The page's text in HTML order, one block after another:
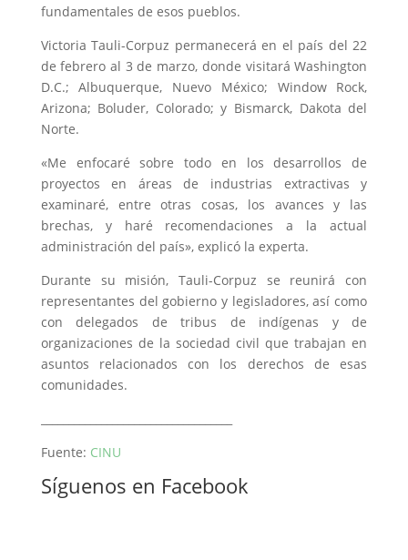
fundamentales de esos pueblos.
Victoria Tauli-Corpuz permanecerá en el país del 22
de febrero al 3 de marzo, donde visitará Washington
D.C.; Albuquerque, Nuevo México; Window Rock,
Arizona; Boluder, Colorado; y Bismarck, Dakota del
Norte.
«Me enfocaré sobre todo en los desarrollos de
proyectos en áreas de industrias extractivas y
examinaré, entre otras cosas, los avances y las
brechas, y haré recomendaciones a la actual
administración del país», explicó la experta.
Durante su misión, Tauli-Corpuz se reunirá con
representantes del gobierno y legisladores, así como
con delegados de tribus de indígenas y de
organizaciones de la sociedad civil que trabajan en
asuntos relacionados con los derechos de esas
comunidades.
Fuente: CINU
Síguenos en Facebook